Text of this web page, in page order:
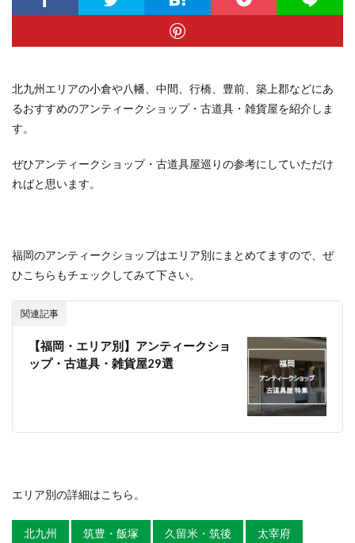
北九州エリアの小倉や八幡、中間、行橋、豊前、築上郡などにあ
るおすすめのアンティークショップ・古道具・雑貨屋を紹介しま
す。
ぜひアンティークショップ・古道具屋巡りの参考にしていただけ
ればと思います。
福岡のアンティークショップはエリア別にまとめてますので、ぜ
ひこちらもチェックしてみて下さい。
関連記事
【福岡・エリア別】アンティークショ
ップ・古道具・雑貨屋29選
エリア別の詳細はこちら。
北九州 筑豊・飯塚 久留米・筑後 太宰府